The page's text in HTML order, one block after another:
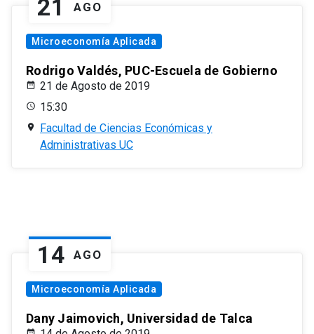
21 AGO
Microeconomía Aplicada
Rodrigo Valdés, PUC-Escuela de Gobierno
21 de Agosto de 2019
15:30
Facultad de Ciencias Económicas y
Administrativas UC
14 AGO
Microeconomía Aplicada
Dany Jaimovich, Universidad de Talca